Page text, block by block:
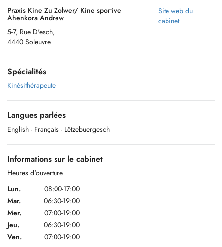
Praxis Kine Zu Zolwer/ Kine sportive
Ahenkora Andrew
5-7, Rue D'esch,
4440 Soleuvre
Site web du
cabinet
Spécialités
Kinésithérapeute
Langues parlées
English - Français - Lëtzebuergesch
Informations sur le cabinet
Heures d'ouverture
Lun.
08:00-17:00
Mar.
06:30-19:00
Mer.
07:00-19:00
Jeu.
06:30-19:00
Ven.
07:00-19:00